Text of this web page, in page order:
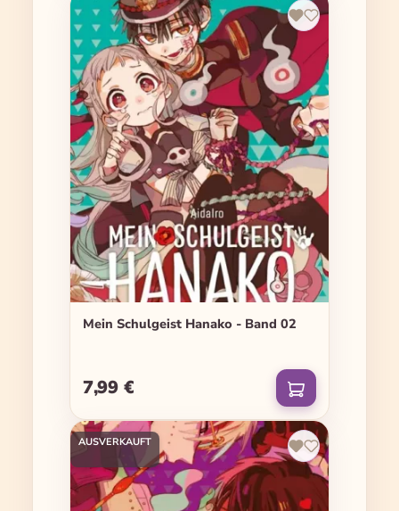
Mein Schulgeist Hanako - Band 02
Regulärer Preis:
7,99 €
AUSVERKAUFT